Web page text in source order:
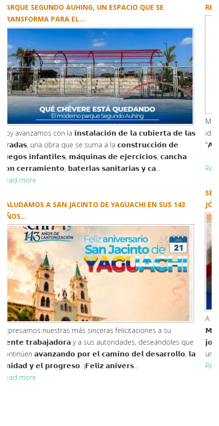
RESOLUCIÓN ADMINISTRATIVA N° GADMCEE-030-A-2026
Mediante la cual se cambia de denominación a la calle
identificada con el nombre "𝗟𝗼𝘀 𝗟𝗮𝘁𝗼𝗻𝗲𝘀" por el nombre
"𝗔𝗻𝘁𝗼𝗻𝗶𝗼 𝗛𝗲𝗿𝗶𝗯𝗲𝗿𝘁𝗼 𝗖𝗼𝗼𝗹 𝗠𝘂𝗿𝗶𝗹𝗹𝗼".
Read more
JÓVENES
A través de la 𝗝𝗲𝗳𝗮𝘁𝘂𝗿𝗮 𝗱𝗲 𝗚𝗲𝘀𝘁𝗶𝗼́𝗻 𝗔𝗺𝗯𝗶𝗲𝗻𝘁𝗮𝗹 𝗱𝗲𝗹 𝗚𝗔𝗗
𝗠𝘂𝗻𝗶𝗰𝗶𝗽𝗮𝗹 𝗱𝗲 𝗘𝗹 𝗘𝗺𝗽𝗮𝗹𝗺𝗲, hemos desarrollado
𝗷𝗼𝗿𝗻𝗮𝗱𝗮𝘀 𝗱𝗲 𝗰𝗮𝗽𝗮𝗰𝗶𝘁𝗮𝗰𝗶𝗼́𝗻 dirigidas a estudiantes de las
unidades educativas 𝗘𝗹 𝗘𝗺𝗽𝗮𝗹𝗺𝗲, 𝗦𝗼𝗹𝗱𝗮𝗱𝗼 𝗠𝗼𝗻𝗴𝗲...
Read more